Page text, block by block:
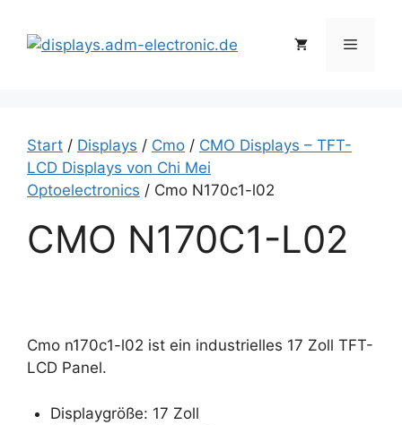
Inhalt
springen
Menü
Start / Displays / Cmo / CMO Displays – TFT-
LCD Displays von Chi Mei
Optoelectronics / Cmo N170c1-l02
CMO N170C1-L02
Cmo n170c1-l02 ist ein industrielles 17 Zoll TFT-
LCD Panel.
Displaygröße: 17 Zoll